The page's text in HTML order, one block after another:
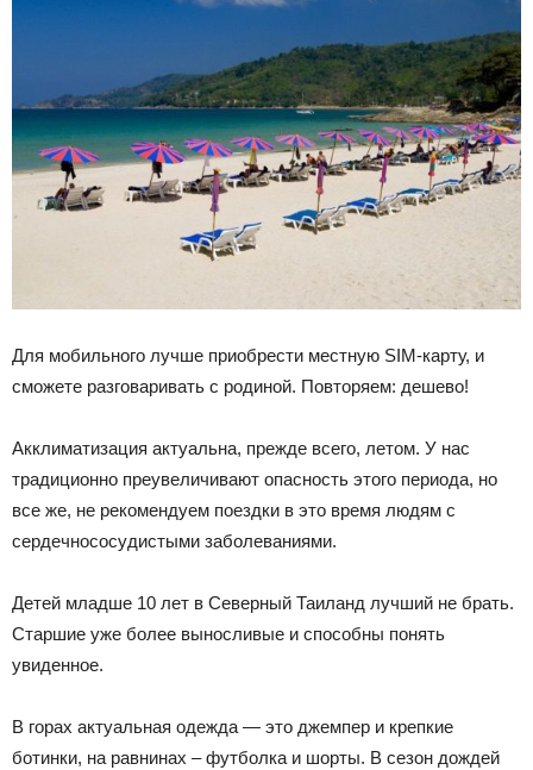
Для мобильного лучше приобрести местную SIM-карту, и
сможете разговаривать с родиной. Повторяем: дешево!
Акклиматизация актуальна, прежде всего, летом. У нас
традиционно преувеличивают опасность этого периода, но
все же, не рекомендуем поездки в это время людям с
сердечнососудистыми заболеваниями.
Детей младше 10 лет в Северный Таиланд лучший не брать.
Старшие уже более выносливые и способны понять
увиденное.
В горах актуальная одежда — это джемпер и крепкие
ботинки, на равнинах – футболка и шорты. В сезон дождей